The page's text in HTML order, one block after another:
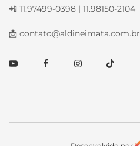
📲 11.97499-0398 | 11.98150-2104
📩 contato@aldineimata.com.br
YoutubeFacebookInstagramTikTok